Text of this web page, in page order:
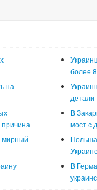
более
на
детали
В
мост с
мирный
В